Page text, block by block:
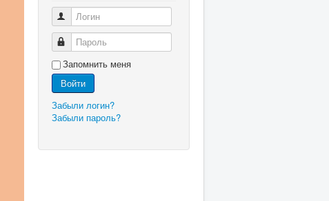
Логин
Пароль
Запомнить меня
Войти
Забыли логин?
Забыли пароль?